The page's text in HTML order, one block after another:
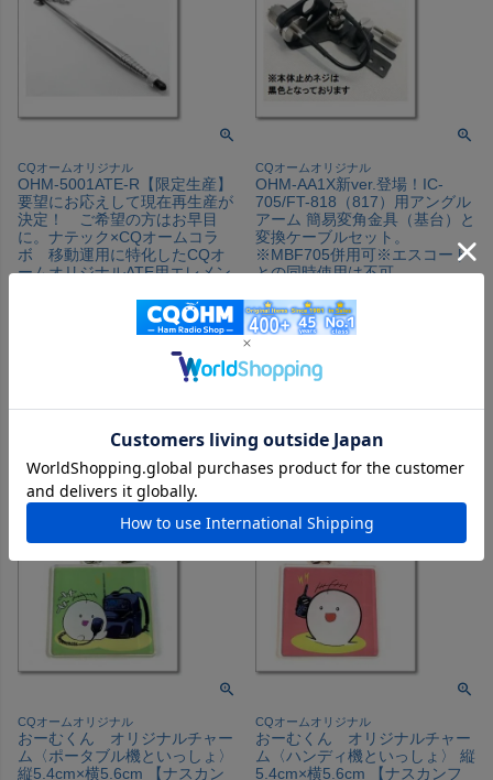
CQオームオリジナル
OHM-5001ATE-R【限定生産】
要望にお応えして現在再生産が
決定！ ご希望の方はお早目
に。ナテック×CQオームコラ
ボ 移動運用に特化したCQオ
ームオリジナルATE用エレメン
段ロッド使用！AH-705に最
適！（OHM5001ATER）
メーカー希望小売価格 ¥ 27,644
CQオームオリジナル
OHM-AA1X新ver.登場！IC-
705/FT-818（817）用アングル
アーム 簡易変角金具（基台）と
変換ケーブルセット。
※MBF705併用可※エスコート
との同時使用は不可
を追加して更に使いやすく
（OHMAA1X）
のところ
カートに入れる
CQオームオリジナル
おーむくん オリジナルチャー
ム〈ポータブル機といっしょ〉
縦5.4cm×横5.6cm 【ナスカン
CQオームオリジナル
おーむくん オリジナルチャー
ム〈ハンディ機といっしょ〉 縦
5.4cm×横5.6cm 【ナスカンフ